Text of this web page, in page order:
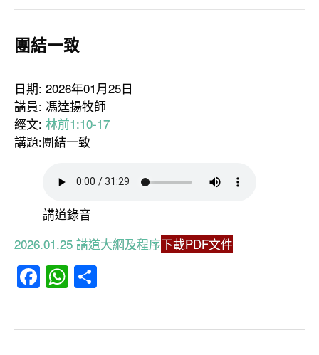
團結一致
日期: 2026年01月25日
講員: 馮達揚牧師
經文: 林前1:10-17
講題:團結一致
講道錄音
2026.01.25 講道大網及程序下載PDF文件
Facebook
WhatsApp